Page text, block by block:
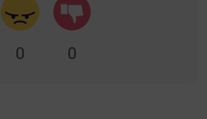
0 0